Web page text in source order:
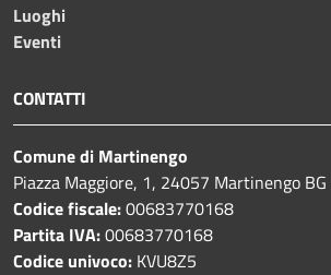
Luoghi
Eventi
CONTATTI
Comune di Martinengo
Piazza Maggiore, 1, 24057 Martinengo BG
Codice fiscale:00683770168
Partita IVA:00683770168
Codice univoco: KVU8Z5